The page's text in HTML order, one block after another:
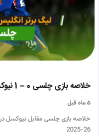
خلاصه بازی چلسی 0 – 1 نیوکسل (لیگ برتر انگلیس)
۵ ماه قبل
خلاصه بازی چلسی مقابل نیوکسل
26-2025